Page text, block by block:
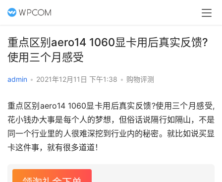
重点区别aero14 1060显卡用后真实反馈?
使用三个月感受
admin • 2021年12月11日 下午1:38 • 购物评测
重点区别aero14 1060显卡用后真实反馈?使用三个月感受,
花小钱办大事是每个人的梦想，但俗话说隔行如隔山，不是
同一个行业里的人很难深挖到行业内的秘密。就比如说买显
卡这件事，就有很多道道！